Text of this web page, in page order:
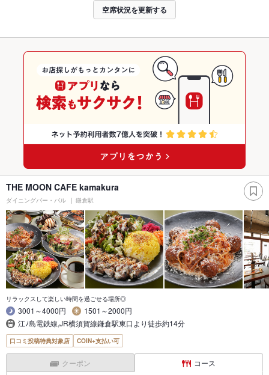
空席状況を更新する
THE MOON CAFE kamakura
ダイニングバー・バル 鎌倉駅
リラックスして楽しい時間を過ごせる場所◎
3001～4000円
1501～2000円
江ﾉ島電鉄線,JR横須賀線鎌倉駅東口より徒歩約14分
口コミ投稿特典対象店 COIN+支払い可
クーポン コース